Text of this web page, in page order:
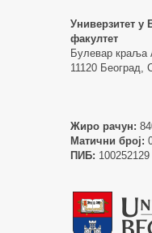
Универзитет у
факултет
Булевар краља
11120 Београд,
Жиро рачун:
Матични број:
ПИБ: 100252129